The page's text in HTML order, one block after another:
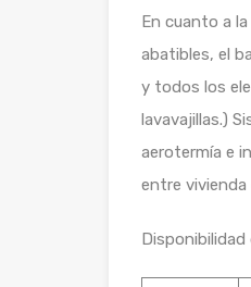
En cuanto a
abatibles, el
y todos los
lavavajillas.)
aerotermía e
entre vivienda
Disponibilidad